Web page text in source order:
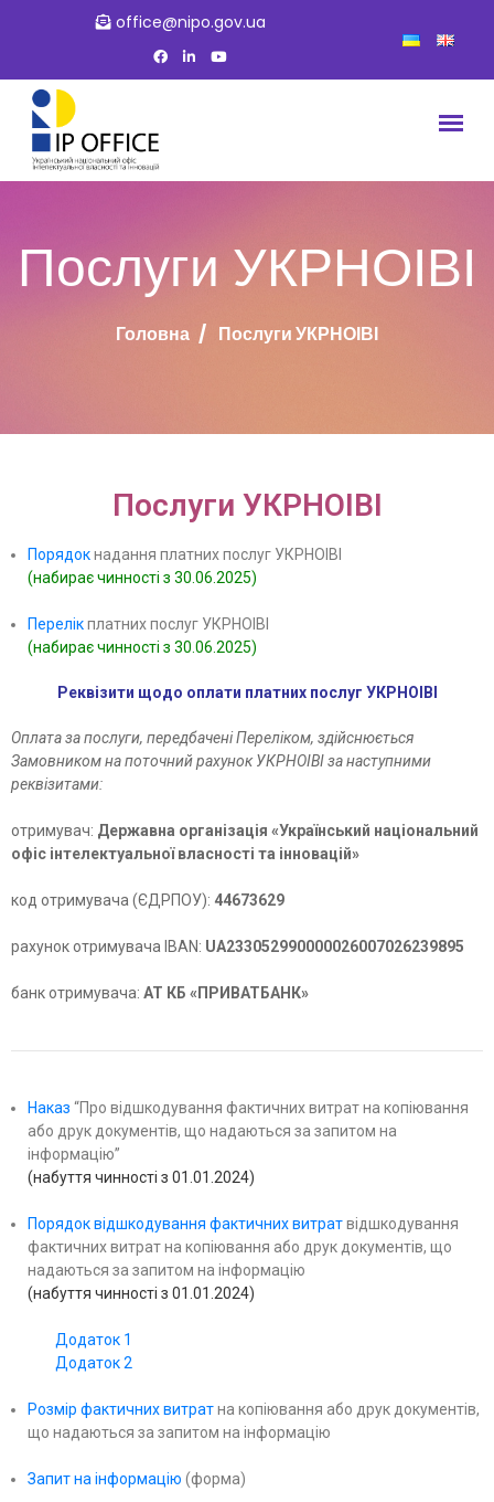
office@nipo.gov.ua
Послуги УКРНОІВІ
Головна Послуги УКРНОІВІ
Послуги УКРНОІВІ
Порядокнадання платних послуг УКРНОІВІ
(набирає чинності з 30.06.2025)
Перелікплатних послуг УКРНОІВІ
(набирає чинності з 30.06.2025)
Реквізити щодо оплати платних послуг УКРНОІВІ
Оплата за послуги, передбачені Переліком, здійснюється
Замовником на поточний рахунок УКРНОІВІ за наступними
реквізитами:
отримувач: Державна організація «Український національний
офіс інтелектуальної власності та інновацій»
код отримувача (ЄДРПОУ): 44673629
рахунок отримувача IBAN: UA233052990000026007026239895
банк отримувача: АТ КБ «ПРИВАТБАНК»
Наказ “Про відшкодування фактичних витрат на копіювання
або друк документів, що надаються за запитом на
інформацію”
(набуття чинності з 01.01.2024)
Порядок відшкодування фактичних витратвідшкодування
фактичних витрат на копіювання або друк документів, що
надаються за запитом на інформацію
(набуття чинності з 01.01.2024)
Додаток 1
Додаток 2
Розмір фактичних витратна копіювання або друк документів,
що надаються за запитом на інформацію
Запит на інформацію (форма)